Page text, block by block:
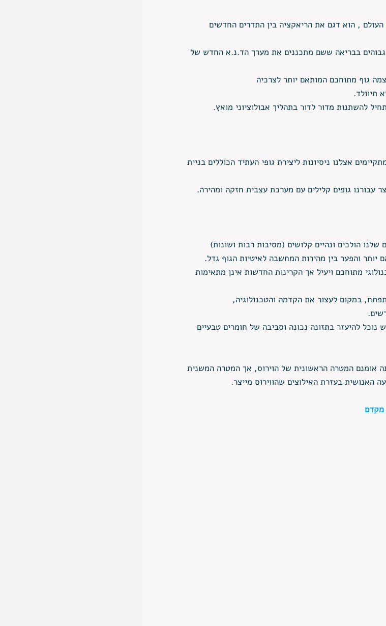
, הוא דגם את הריאקציה בין התדרים החדשים
גבוהים בבריאה ששם מתכננים את מערך הד.נ.א החדש של
גוף מתוחכם המותאם יותר לצרכיה
תיוולד.
אצלנו ניסיונות ליצירת גופי העתיד הכוללים בניית
עבורנו גופים קלילים עם מערכת עצבית חזקה ומהירה.
שלנו הולכים ונהיים קלושים (מסיבות רבות ושונות)
יותר והפער בין מהירות המחשבה לאיטיות הגוף גדל.
מתוחכם ויעיל אך הקרינות החדשות אינן מתאימות
במקום לעצור את הקדמה והטכנולוגיה,
נוכל להיעזר בתזונה נכונה וסביבה של חומרים טבעיים
אומנם המטרה הראשונית של הוירוס, אך המטרה המשנית
האנושית בעזרת האילוצים שהווירוס מייצר.
מקדם